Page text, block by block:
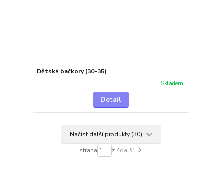
Dětské bačkory (30-35)
Skladem
Detail
Načíst další produkty (30)
strana z 4další